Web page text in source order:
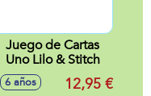
Juego de Cartas
Uno Lilo & Stitch
6 años 12,95 €